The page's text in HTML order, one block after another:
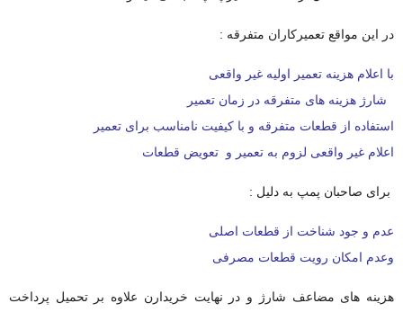
در این مواقع تعمیرکاران متفرقه :
با اعلام هزینه تعمیر اولیه غیر واقعی
شارژ هزینه های متفرقه در زمان تعمیر
استفاده از قطعات متفرقه و با کیفیت نامناسب برای تعمیر
اعلام غیر واقعی لزوم به تعمیر و تعویض قطعات
برای صاحبان پمپ به دلیل :
عدم و جود شناخت از قطعات اصلی
وعدم امکان رویت قطعات مصرفی
هزینه های مضاعف شارژ و در نهایت خریدارن علاوه بر تحمیل پرداخت